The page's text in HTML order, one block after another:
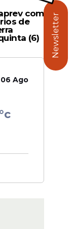
com
de
(6)
06 Ago
°c
Newsletter